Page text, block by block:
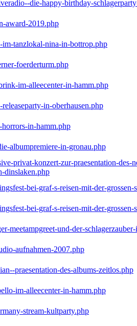
die-happy-birthday-
award-2019.php
im-tanzlokal-nina-in-bottrop.php
foerderturm.php
im-alleecenter-in-hamm.php
releaseparty-in-oberhausen.php
horrors-in-hamm.php
albumpremiere-in-gronau.php
privat-konzert-zur-praesentation-
dinslaken.php
bei-graf-s-reisen-mit-der-
bei-graf-s-reisen-mit-der-
meetampgreet-und-der-
aufnahmen-2007.php
praesentation-des-albums-zeitlos.php
im-alleecenter-in-hamm.php
stream-kultparty.php